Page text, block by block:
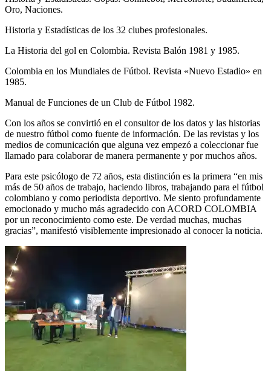
Oro, Naciones.
Historia y Estadísticas de los 32 clubes profesionales.
La Historia del gol en Colombia. Revista Balón 1981 y 1985.
Colombia en los Mundiales de Fútbol. Revista «Nuevo Estadio» en
1985.
Manual de Funciones de un Club de Fútbol 1982.
Con los años se convirtió en el consultor de los datos y las historias
de nuestro fútbol como fuente de información. De las revistas y los
medios de comunicación que alguna vez empezó a coleccionar fue
llamado para colaborar de manera permanente y por muchos años.
Para este psicólogo de 72 años, esta distinción es la primera “en mis
más de 50 años de trabajo, haciendo libros, trabajando para el fútbol
colombiano y como periodista deportivo. Me siento profundamente
emocionado y mucho más agradecido con ACORD COLOMBIA
por un reconocimiento como este. De verdad muchas, muchas
gracias”, manifestó visiblemente impresionado al conocer la noticia.